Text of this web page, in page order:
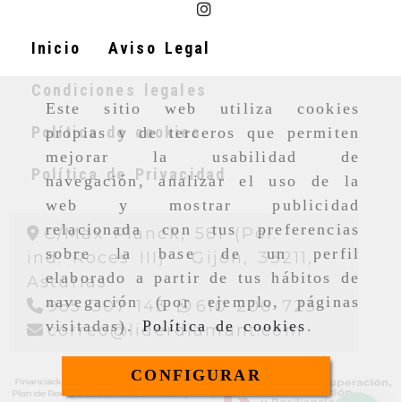
Este sitio web utiliza cookies
propias y de terceros que permiten
mejorar la usabilidad de
navegación, analizar el uso de la
web y mostrar publicidad
relacionada con tus preferencias
sobre la base de un perfil
elaborado a partir de tus hábitos de
navegación (por ejemplo, páginas
visitadas). Política de cookies .
CONFIGURAR
Inicio Aviso Legal
Condiciones legales
Política de cookies
Política de Privacidad
C/Max Planck, 581 (Pol.
ind. Roces III) -Gijon, 33211,
Asturias
985 307 143
610 206 723
correo
liderdiamant.comcorreo